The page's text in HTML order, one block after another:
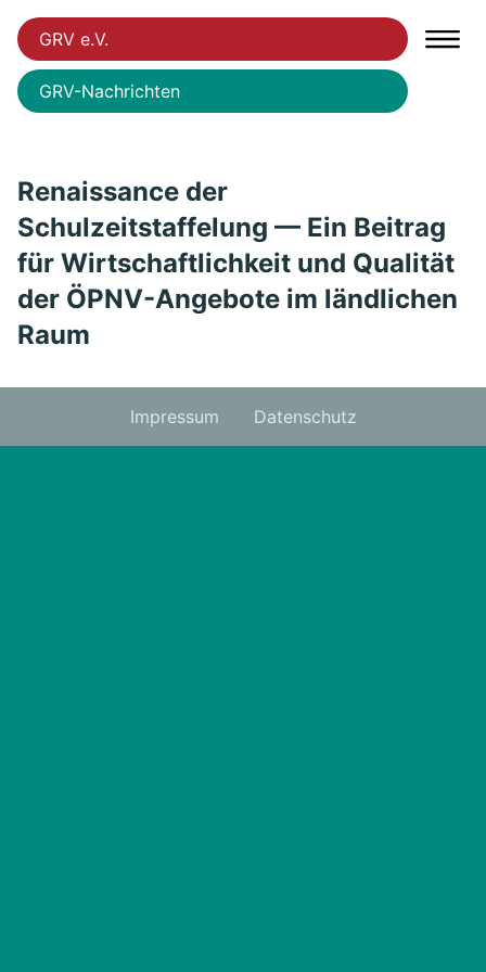
GRV e.V.
GRV-Nachrichten
Renaissance der
Schulzeitstaffelung — Ein Beitrag
für Wirtschaftlichkeit und Qualität
der ÖPNV-Angebote im ländlichen
Raum
Impressum Datenschutz